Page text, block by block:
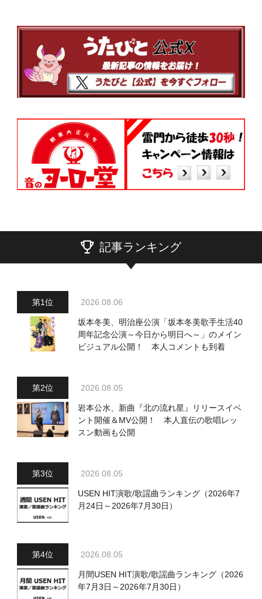
記事ランキング
2026.08.06
坂本冬美、明治座公演「坂本冬美歌手生活40
周年記念公演～今日から明日へ～」のメイン
ビジュアル公開！ 本人コメントも到着
2026.08.05
岩本公水、新曲『北の流れ星』リリースイベ
ント開催＆MV公開！ 本人直伝の歌唱レッ
スン動画も公開
2026.08.05
USEN HIT演歌/歌謡曲ランキング（2026年7
月24日～2026年7月30日）
2026.08.05
月間USEN HIT演歌/歌謡曲ランキング（2026
年7月3日～2026年7月30日）